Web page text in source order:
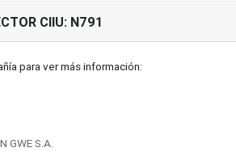
CIIU: N791
para ver más información:
GWE S.A.